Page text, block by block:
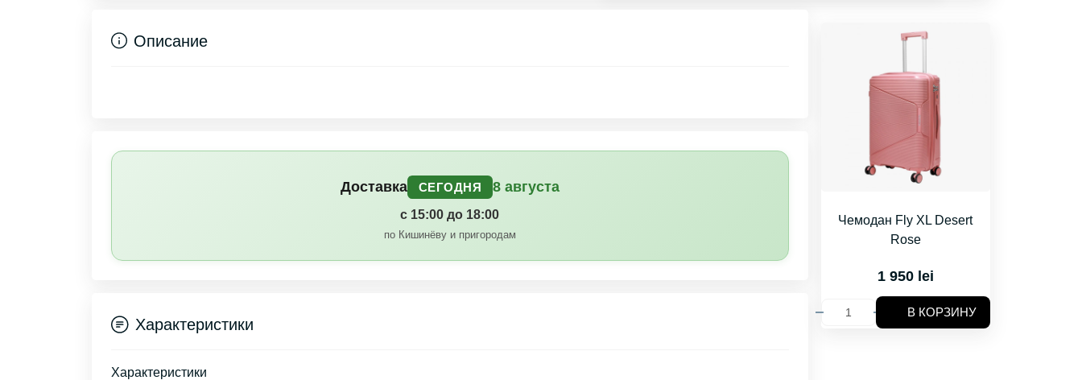
Чемодан Fly XL Desert
Rose
1 950 lei
В КОРЗИНУ
Описание
Доставка СЕГОДНЯ 8 августа
с 15:00 до 18:00
по Кишинёву и пригородам
Характеристики
Характеристики